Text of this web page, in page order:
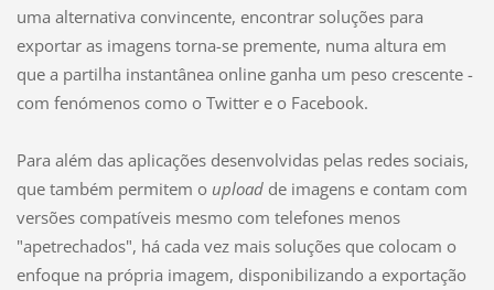
uma alternativa convincente, encontrar soluções para
exportar as imagens torna-se premente, numa altura em
que a partilha instantânea online ganha um peso crescente -
com fenómenos como o Twitter e o Facebook.
Para além das aplicações desenvolvidas pelas redes sociais,
que também permitem o uploadde imagens e contam com
versões compatíveis mesmo com telefones menos
"apetrechados", há cada vez mais soluções que colocam o
enfoque na própria imagem, disponibilizando a exportação